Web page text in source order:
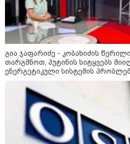
ჩაკეტილი
თამაშები,
სისხლის
არჩევანის
„ორ
იბრძოდა,
გია ჯაფარიძე - კობახიძის
თარგმნოთ, პუტინის სიტყვებს
ენერგეტიკული სისტემის
მოვიმარაგო არა მხოლოდ
ხაზის ტელეფონიც